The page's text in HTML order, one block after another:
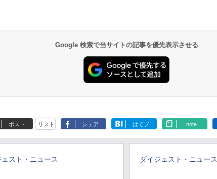
Google 検索で当サイトの記事を優先表示させる
ポスト リスト シェア はてブ note
ェスト・ニュース ダイジェスト・ニュース